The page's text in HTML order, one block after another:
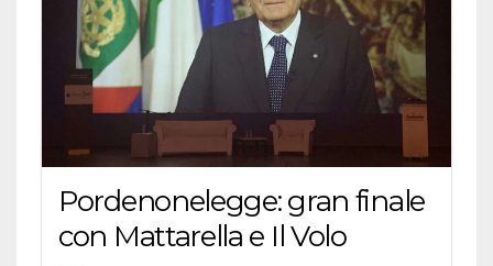
Pordenonelegge: gran finale
con Mattarella e Il Volo